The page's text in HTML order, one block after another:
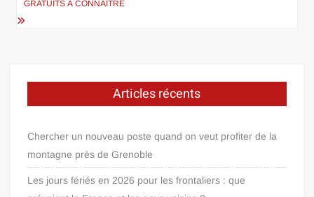
GRATUITS À CONNAÎTRE
Articles récents
Chercher un nouveau poste quand on veut profiter de la
montagne près de Grenoble
Les jours fériés en 2026 pour les frontaliers : que